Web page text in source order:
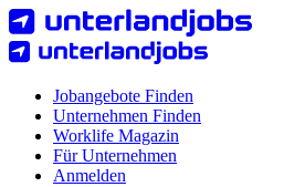
Jobangebote Finden
Unternehmen Finden
Worklife Magazin
Für Unternehmen
Anmelden